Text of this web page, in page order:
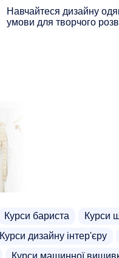
Навчайтеся дизайну
умови для творчого
Курси бариста Курси
Курси дизайну інтер'єру
Курси машинної